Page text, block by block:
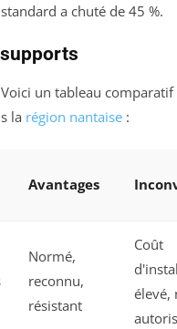
a chuté de 45 %.
un tableau comparatif
la région nantaise :
Avantages
Normé,
reconnu,
résistant
Coût
élevé,